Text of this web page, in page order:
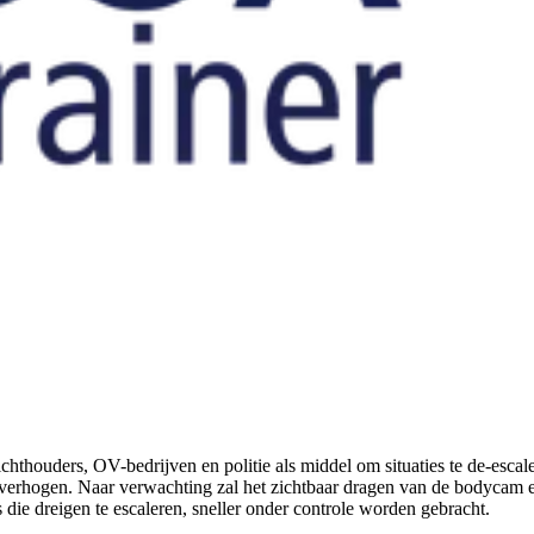
OV-bedrijven en politie als middel om situaties te de-
Naar verwachting zal het zichtbaar dragen van de
dreigen te escaleren, sneller onder controle worden gebracht.